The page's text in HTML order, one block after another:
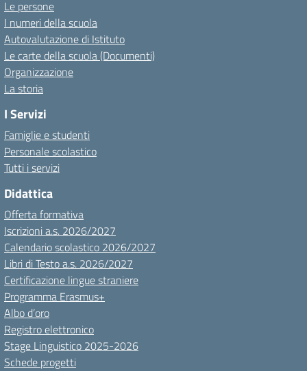
Le persone
I numeri della scuola
Autovalutazione di Istituto
Le carte della scuola (Documenti)
Organizzazione
La storia
I Servizi
Famiglie e studenti
Personale scolastico
Tutti i servizi
Didattica
Offerta formativa
Iscrizioni a.s. 2026/2027
Calendario scolastico 2026/2027
Libri di Testo a.s. 2026/2027
Certificazione lingue straniere
Programma Erasmus+
Albo d’oro
Registro elettronico
Stage Linguistico 2025-2026
Schede progetti